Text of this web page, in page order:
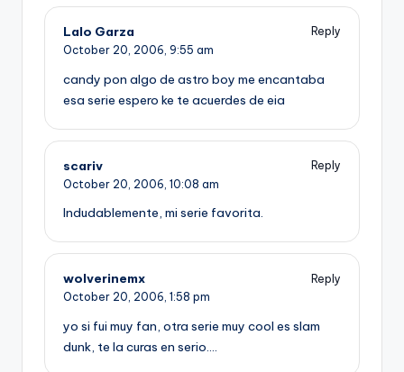
Lalo Garza
Reply
October 20, 2006, 9:55 am
candy pon algo de astro boy me encantaba
esa serie espero ke te acuerdes de eia
scariv
Reply
October 20, 2006, 10:08 am
Indudablemente, mi serie favorita.
wolverinemx
Reply
October 20, 2006, 1:58 pm
yo si fui muy fan, otra serie muy cool es slam
dunk, te la curas en serio….